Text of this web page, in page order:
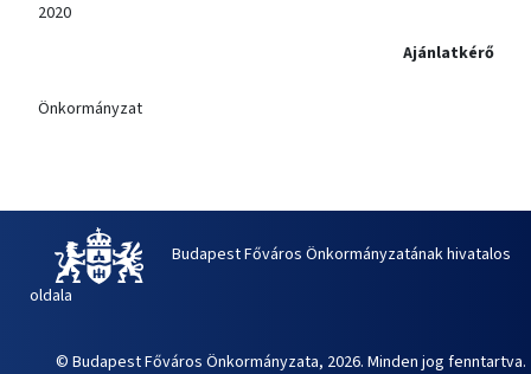
2020
Ajánlatkérő
Önkormányzat
Budapest Főváros Önkormányzatának hivatalos
oldala
© Budapest Főváros Önkormányzata, 2026. Minden jog fenntartva.